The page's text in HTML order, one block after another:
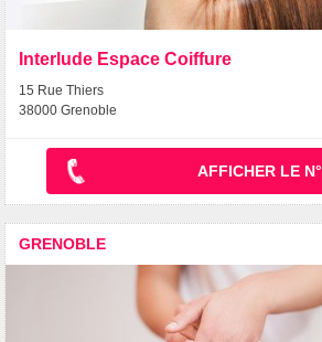
Interlude Espace Coiffure
15 Rue Thiers
38000 Grenoble
AFFICHER LE N°
GRENOBLE